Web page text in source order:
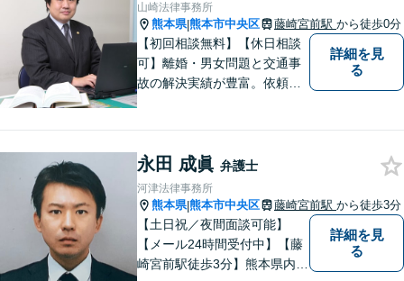
山崎法律事務所
熊本県|熊本市中央区 藤崎宮前駅 から徒歩0分
【初回相談無料】【休日相談
可】離婚・男女問題と交通事
故の解決実績が豊富。依頼者
ださい。【熊本市中心部】地
域に密着した町医者みたいな
弁護士です。
詳細を見
る
永田 成眞 弁護士
河津法律事務所
熊本県|熊本市中央区 藤崎宮前駅 から徒歩3分
【土日祝／夜間面談可能】
【メール24時間受付中】【藤
崎宮前駅徒歩3分】熊本県内及
詳細を見
る